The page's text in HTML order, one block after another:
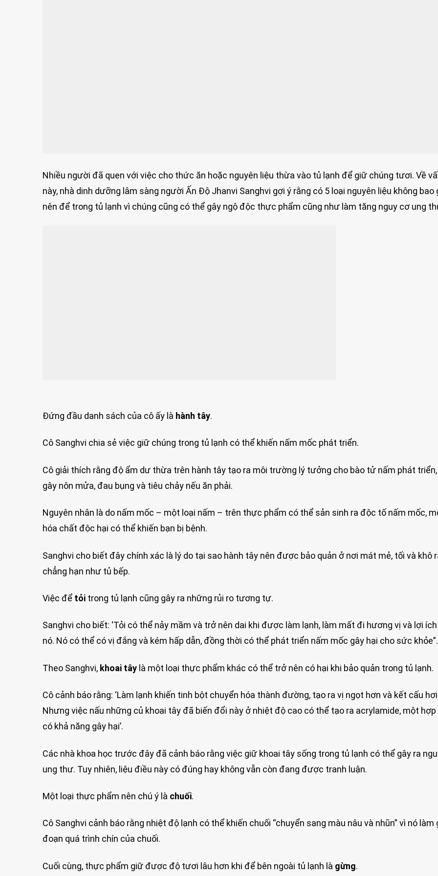
Nhiều người đã quen với việc cho thức ăn hoặc nguyên liệu thừa vào tủ lạnh để giữ chúng tươi. Về
này, nhà dinh dưỡng lâm sàng người Ấn Độ Jhanvi Sanghvi gợi ý rằng có 5 loại nguyên liệu không bao
nên để trong tủ lạnh vì chúng cũng có thể gây ngộ độc thực phẩm cũng như làm tăng nguy cơ ung
Đứng đầu danh sách của cô ấy là hành tây.
Cô Sanghvi chia sẻ việc giữ chúng trong tủ lạnh có thể khiến nấm mốc phát triển.
Cô giải thích rằng độ ẩm dư thừa trên hành tây tạo ra môi trường lý tưởng cho bào tử nấm phát
gây nôn mửa, đau bụng và tiêu chảy nếu ăn phải.
Nguyên nhân là do nấm mốc – một loại nấm – trên thực phẩm có thể sản sinh ra độc tố nấm mốc,
hóa chất độc hại có thể khiến bạn bị bệnh.
Sanghvi cho biết đây chính xác là lý do tại sao hành tây nên được bảo quản ở nơi mát mẻ, tối và khô
chẳng hạn như tủ bếp.
Việc để tỏi trong tủ lạnh cũng gây ra những rủi ro tương tự.
Sanghvi cho biết: ‘Tỏi có thể nảy mầm và trở nên dai khi được làm lạnh, làm mất đi hương vị và lợi
nó. Nó có thể có vị đắng và kém hấp dẫn, đồng thời có thể phát triển nấm mốc gây hại cho sức khỏe”.
Theo Sanghvi, khoai tây là một loại thực phẩm khác có thể trở nên có hại khi bảo quản trong tủ lạnh.
Cô cảnh báo rằng: ‘Làm lạnh khiến tinh bột chuyển hóa thành đường, tạo ra vị ngọt hơn và kết cấu
Nhưng việc nấu những củ khoai tây đã biến đổi này ở nhiệt độ cao có thể tạo ra acrylamide, một
có khả năng gây hại’.
Các nhà khoa học trước đây đã cảnh báo rằng việc giữ khoai tây sống trong tủ lạnh có thể gây ra
ung thư. Tuy nhiên, liệu điều này có đúng hay không vẫn còn đang được tranh luận.
Một loại thực phẩm nên chú ý là chuối.
Cô Sanghvi cảnh báo rằng nhiệt độ lạnh có thể khiến chuối “chuyển sang màu nâu và nhũn” vì nó làm
đoạn quá trình chín của chuối.
Cuối cùng, thực phẩm giữ được độ tươi lâu hơn khi để bên ngoài tủ lạnh là gừng.